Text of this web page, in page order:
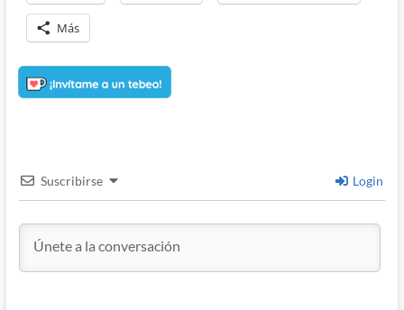
Más
Suscribirse Login